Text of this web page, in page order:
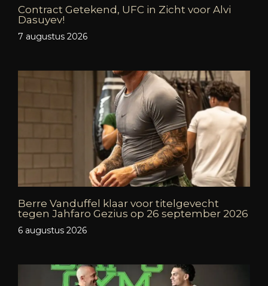
Contract Getekend, UFC in Zicht voor Alvi
Dasuyev!
7 augustus 2026
Berre Vanduffel klaar voor titelgevecht
tegen Jahfaro Gezius op 26 september 2026
6 augustus 2026